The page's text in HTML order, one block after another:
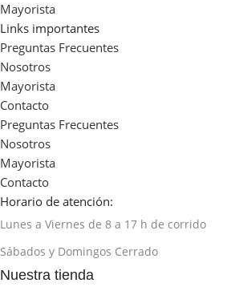
Mayorista
Links importantes
Preguntas Frecuentes
Nosotros
Mayorista
Contacto
Preguntas Frecuentes
Nosotros
Mayorista
Contacto
Horario de atención:
Lunes a Viernes de 8 a 17 h de corrido
Sábados y Domingos Cerrado
Nuestra tienda